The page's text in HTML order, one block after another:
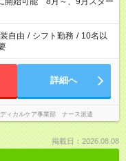
望する勤務時間と、もう1つ
間を超える場合は応募でき
自由 / シフト勤務 / 10名以
詳細へ
ィカルケア事業部 ナース派遣
掲載日：2026.08.08